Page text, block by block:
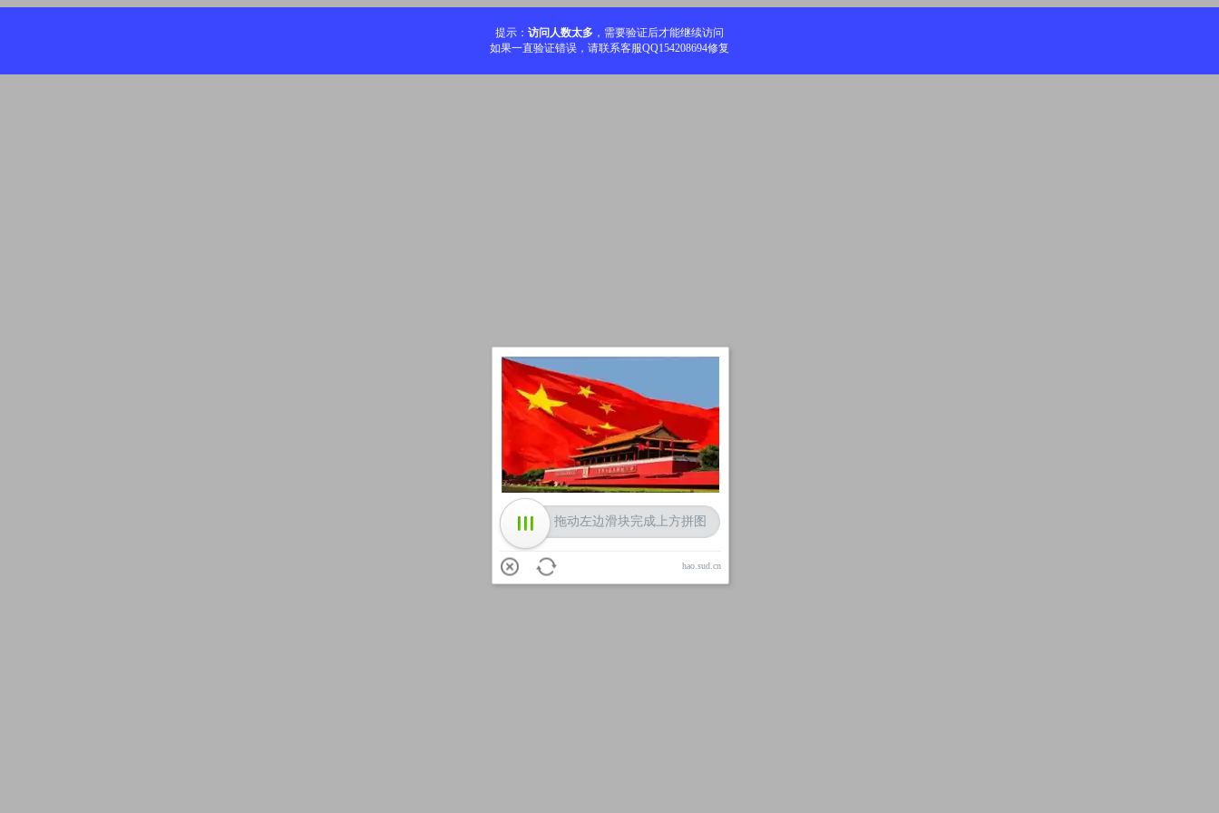
提示： 访问人数太多 ，需要验证后才能继续访问
如果一直验证错误，请联系客服QQ154208694修复
加载中
拖动左边滑块完成上方拼图
hao.sud.cn